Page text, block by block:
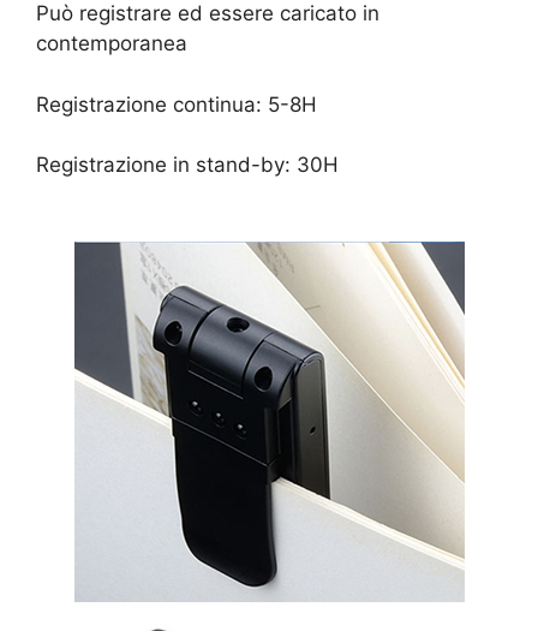
Può registrare ed essere caricato in
contemporanea
Registrazione continua: 5-8H
Registrazione in stand-by: 30H